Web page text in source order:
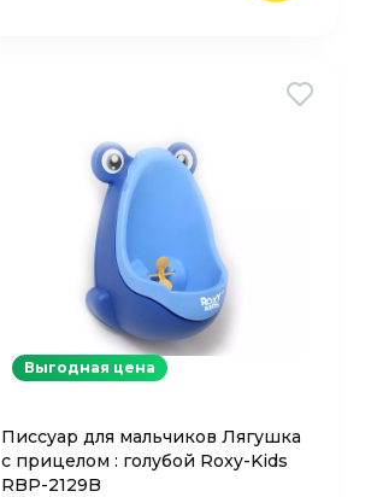
Писсуар для мальчиков Лягушка
с прицелом : голубой Roxy-Kids
RBP-2129B
Выгодная цена